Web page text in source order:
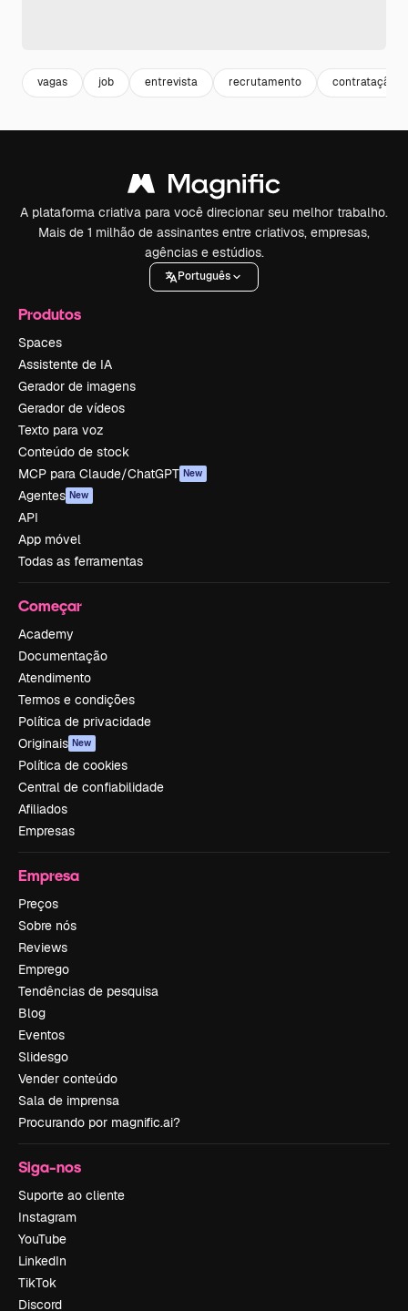
vagas job entrevista recrutamento contratação
A plataforma criativa para você direcionar seu melhor trabalho.
Mais de 1 milhão de assinantes entre criativos, empresas,
agências e estúdios.
Português
Produtos
Spaces
Assistente de IA
Gerador de imagens
Gerador de vídeos
Texto para voz
Conteúdo de stock
MCP para Claude/ChatGPT New
Agentes New
API
App móvel
Todas as ferramentas
Começar
Academy
Documentação
Atendimento
Termos e condições
Política de privacidade
Originais New
Política de cookies
Central de confiabilidade
Afiliados
Empresas
Empresa
Preços
Sobre nós
Reviews
Emprego
Tendências de pesquisa
Blog
Eventos
Slidesgo
Vender conteúdo
Sala de imprensa
Procurando por magnific.ai?
Siga-nos
Suporte ao cliente
Instagram
YouTube
LinkedIn
TikTok
Discord